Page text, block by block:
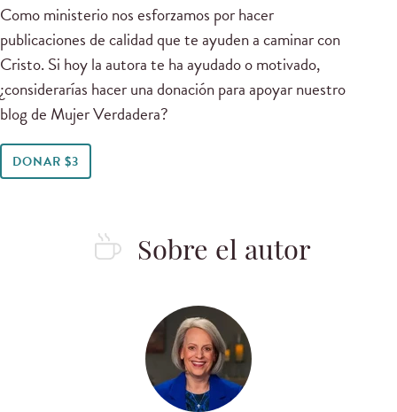
Como ministerio nos esforzamos por hacer
publicaciones de calidad que te ayuden a caminar con
Cristo. Si hoy la autora te ha ayudado o motivado,
¿considerarías hacer una donación para apoyar nuestro
blog de Mujer Verdadera?
DONAR $3
Sobre el autor